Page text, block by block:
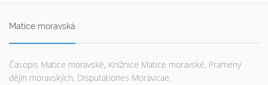
Matice moravská
Časopis Matice moravské, Knižnice Matice moravské, Prameny
dějin moravských, Disputationes Moravicae.